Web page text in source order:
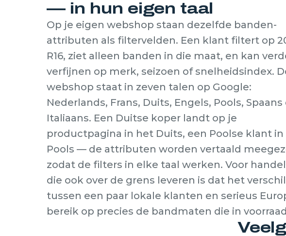
— in hun eigen taal
Op je eigen webshop staan dezelfde banden-
attributen als filtervelden. Een klant filtert op
R16, ziet alleen banden in die maat, en kan
verfijnen op merk, seizoen of snelheidsindex.
webshop staat in zeven talen op Google:
Nederlands, Frans, Duits, Engels, Pools, Spaans
Italiaans. Een Duitse koper landt op je
productpagina in het Duits, een Poolse klant
Pools — de attributen worden vertaald
zodat de filters in elke taal werken. Voor
die ook over de grens leveren is dat het verschil
tussen een paar lokale klanten en serieus
bereik op precies de bandmaten die in